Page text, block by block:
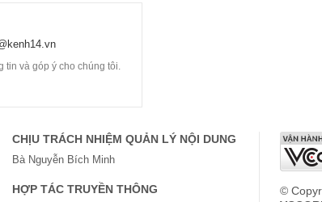
tin và góp ý cho chúng tôi.
CHỊU TRÁCH NHIỆM QUẢN LÝ NỘI DUNG
Bà Nguyễn Bích Minh
HỢP TÁC TRUYỀN THÔNG ©